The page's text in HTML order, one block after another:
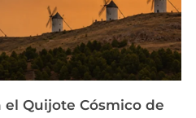
Quijote Cósmico de